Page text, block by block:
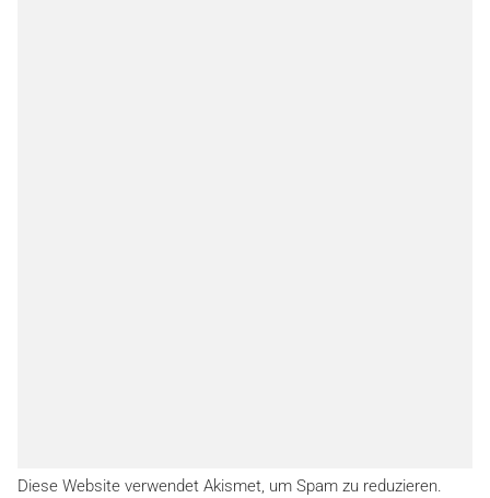
Diese Website verwendet Akismet, um Spam zu reduzieren.